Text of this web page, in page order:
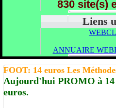
830 site(s)
Liens
ANNUAIRE
FOOT: 14 euros Les
Aujourd'hui PROMO à 14
euros.